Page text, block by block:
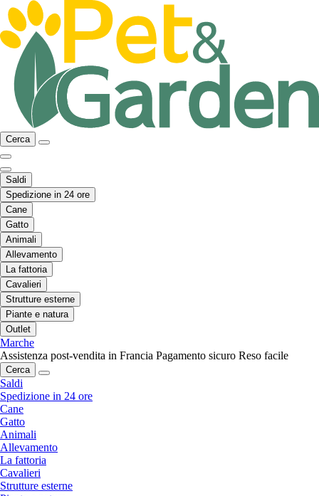
Cerca
Saldi
Spedizione in 24 ore
Cane
Gatto
Animali
Allevamento
La fattoria
Cavalieri
Strutture esterne
Piante e natura
Outlet
Marche
Assistenza post-vendita in Francia Pagamento sicuro Reso facile
Cerca
Saldi
Spedizione in 24 ore
Cane
Gatto
Animali
Allevamento
La fattoria
Cavalieri
Strutture esterne